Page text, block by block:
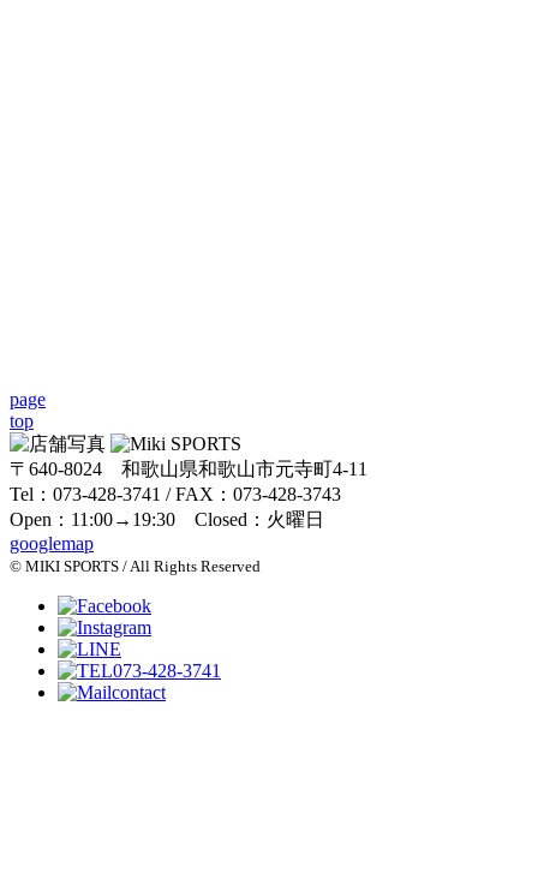
page
top
〒640-8024 和歌山県和歌山市元寺町4-11
Tel：073-428-3741 / FAX：073-428-3743
Open：11:00→19:30 Closed：火曜日
googlemap
© MIKI SPORTS / All Rights Reserved
073-428-3741
contact